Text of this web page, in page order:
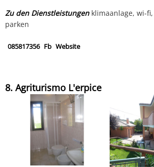
Zu den Dienstleistungenklimaanlage, wi-
parken
085817356 Fb Website
8. Agriturismo L'erpice